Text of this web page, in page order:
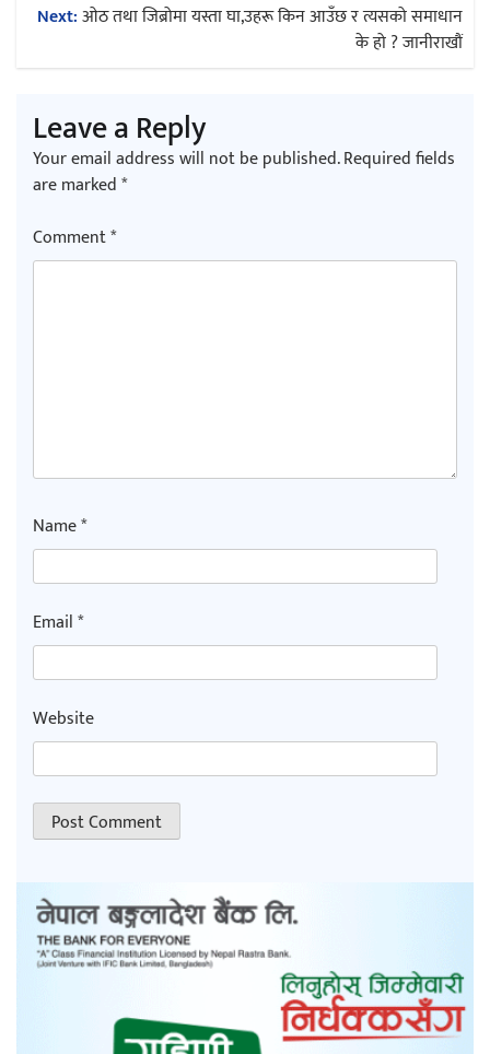
सम्मान
Next:ओठ तथा जिब्रोमा यस्ता घा,उहरू किन आउँछ र त्यसको समाधान
के हो ? जानीराखौं
Leave a Reply
Your email address will not be published.Required fields
are marked*
Comment*
Name*
Email*
Website